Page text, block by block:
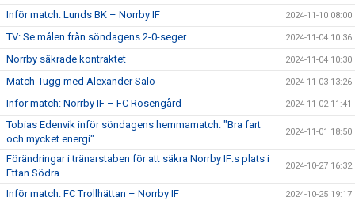
Inför match: Lunds BK – Norrby IF 2024-11-10 08:00
TV: Se målen från söndagens 2-0-seger 2024-11-04 10:36
Norrby säkrade kontraktet 2024-11-04 10:30
Match-Tugg med Alexander Salo 2024-11-03 13:26
Inför match: Norrby IF – FC Rosengård 2024-11-02 11:41
Tobias Edenvik inför söndagens hemmamatch: "Bra fart
och mycket energi"
2024-11-01 18:50
Förändringar i tränarstaben för att säkra Norrby IF:s plats i
Ettan Södra
2024-10-27 16:32
Inför match: FC Trollhättan – Norrby IF 2024-10-25 19:17